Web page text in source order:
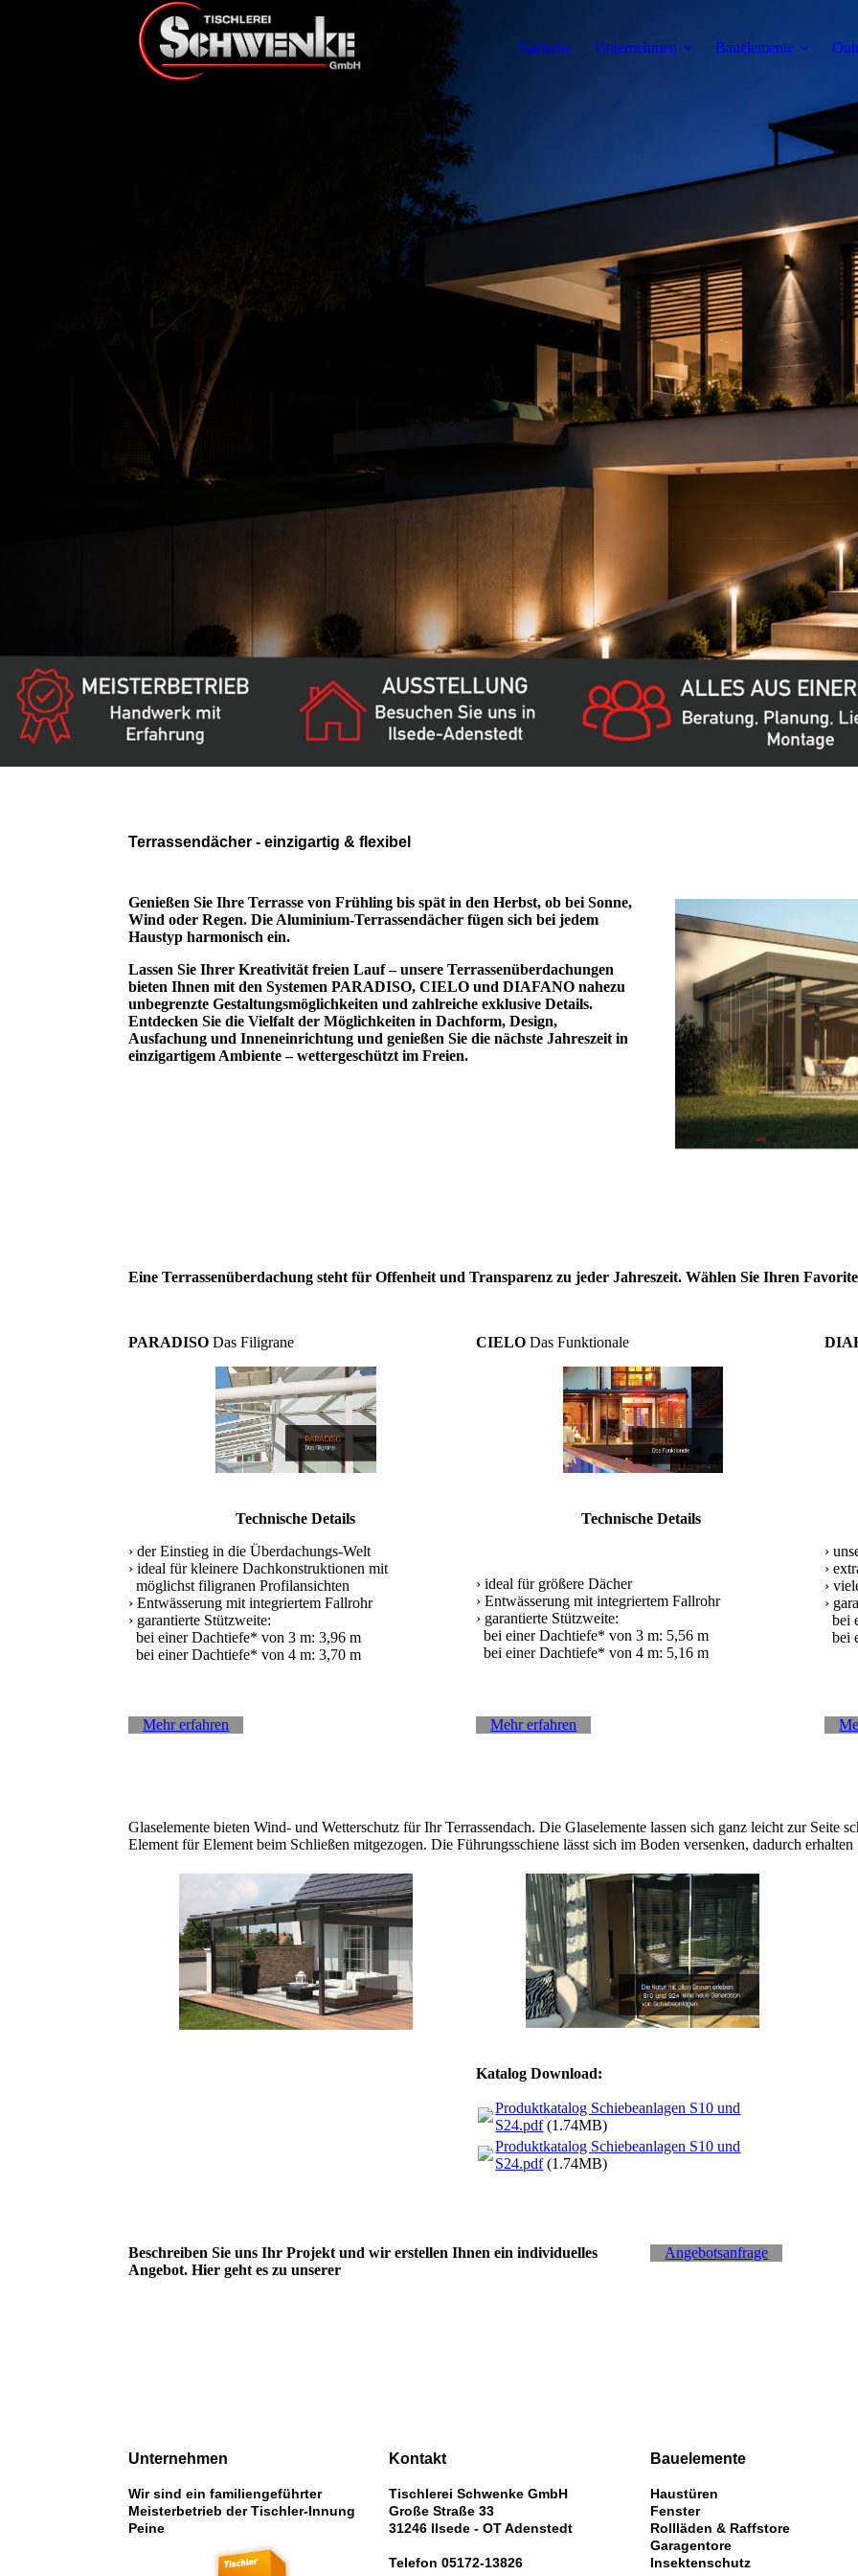
Startseite Unternehmen Bauelemente
Terrassendächer - einzigartig & flexibel
Genießen Sie Ihre Terrasse von Frühling bis spät in den Herbst, ob bei Sonne,
Wind oder Regen. Die Aluminium-Terrassendächer fügen sich bei jedem
Haustyp harmonisch ein.
Lassen Sie Ihrer Kreativität freien Lauf – unsere Terrassenüberdachungen
bieten Ihnen mit den Systemen PARADISO, CIELO und DIAFANO nahezu
unbegrenzte Gestaltungsmöglichkeiten und zahlreiche exklusive Details.
Entdecken Sie die Vielfalt der Möglichkeiten in Dachform, Design,
Ausfachung und Inneneinrichtung und genießen Sie die nächste Jahreszeit in
einzigartigem Ambiente – wettergeschützt im Freien.
Eine Terrassenüberdachung steht für Offenheit und Transparenz zu jeder Jahreszeit. Wählen Sie Ihren
PARADISO Das Filigrane CIELO Das Funktionale
Technische Details
› der Einstieg in die Überdachungs-Welt
› ideal für kleinere Dachkonstruktionen mit
möglichst filigranen Profilansichten
› Entwässerung mit integriertem Fallrohr
› garantierte Stützweite:
bei einer Dachtiefe* von 3 m: 3,96 m
bei einer Dachtiefe* von 4 m: 3,70 m
Technische Details
› ideal für größere Dächer
› Entwässerung mit integriertem Fallrohr
› garantierte Stützweite:
bei einer Dachtiefe* von 3 m: 5,56 m
bei einer Dachtiefe* von 4 m: 5,16 m
›
›
›
›
bei
bei
Mehr erfahren Mehr erfahren
Glaselemente bieten Wind- und Wetterschutz für Ihr Terrassendach. Die Glaselemente lassen sich ganz leicht zur Seite
Element für Element beim Schließen mitgezogen. Die Führungsschiene lässt sich im Boden versenken, dadurch
Katalog Download:
Produktkatalog Schiebeanlagen S10 und
S24.pdf(1.74MB)
Produktkatalog Schiebeanlagen S10 und
S24.pdf(1.74MB)
Beschreiben Sie uns Ihr Projekt und wir erstellen Ihnen ein individuelles
Angebot. Hier geht es zu unserer
Angebotsanfrage
Unternehmen
Wir sind ein familiengeführter
Meisterbetrieb der Tischler-Innung
Peine
Kontakt
Tischlerei Schwenke GmbH
Große Straße 33
31246 Ilsede - OT Adenstedt
Telefon 05172-13826
Bauelemente
Haustüren
Fenster
Rollläden & Raffstore
Garagentore
Insektenschutz